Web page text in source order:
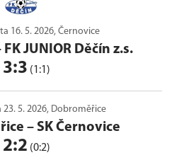
16. 5. 2026, Černovice
FK JUNIOR Děčín z.s.
3:3 (1:1)
5. 2026, Dobroměřice
– SK Černovice
2:2 (0:2)